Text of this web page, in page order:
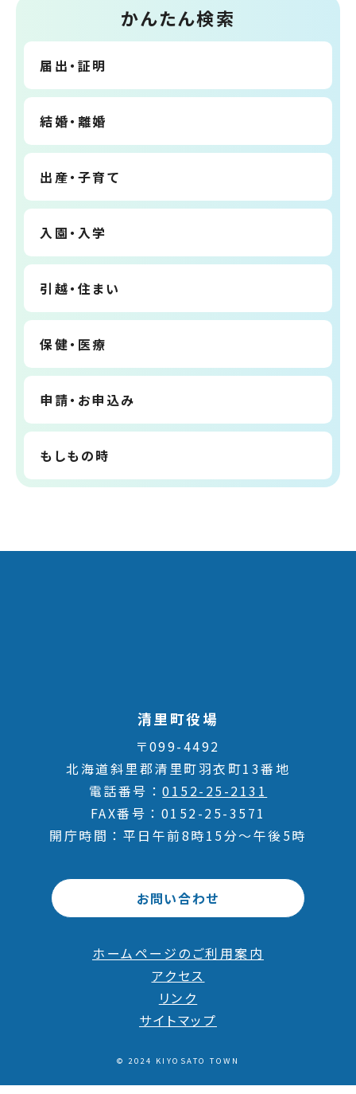
かんたん検索
届出・証明
結婚・離婚
出産・子育て
入園・入学
引越・住まい
保健・医療
申請・お申込み
もしもの時
清里町役場
〒099-4492
北海道斜里郡清里町羽衣町13番地
電話番号
0152-25-2131
FAX番号
0152-25-3571
開庁時間
平日午前8時15分～午後5時
お問い合わせ
ホームページのご利用案内
アクセス
リンク
サイトマップ
© 2024 KIYOSATO TOWN